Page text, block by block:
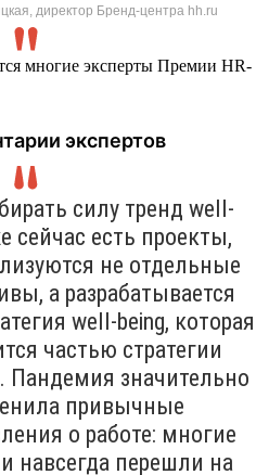
директор Бренд-центра hh.ru
многие эксперты Премии HR-
экспертов
силу тренд well-
сейчас есть проекты,
не отдельные
а разрабатывается
well-being, которая
частью стратегии
Пандемия значительно
привычные
о работе: многие
навсегда перешли на